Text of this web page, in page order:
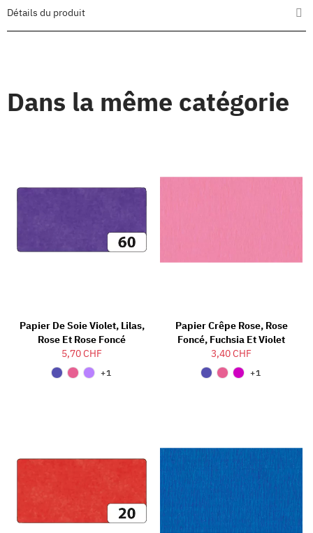
Détails du produit
Dans la même catégorie
Papier De Soie Violet, Lilas,
Rose Et Rose Foncé
5,70 CHF
+1
Papier Crêpe Rose, Rose
Foncé, Fuchsia Et Violet
3,40 CHF
+1